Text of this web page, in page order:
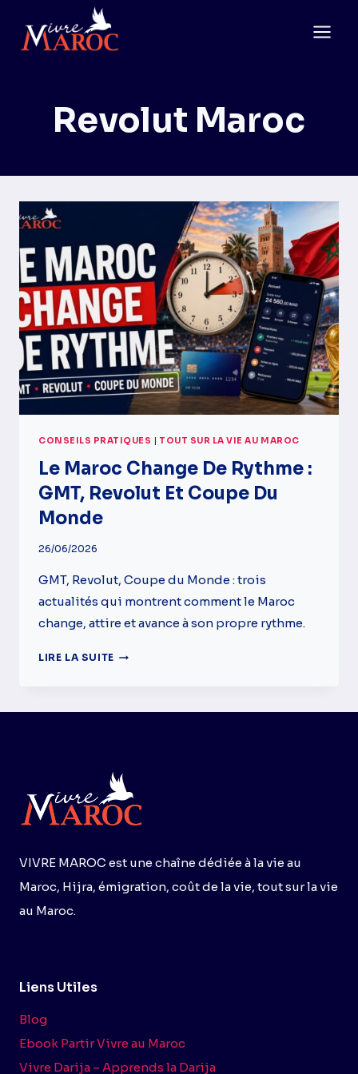
contenu
Revolut Maroc
CONSEILS PRATIQUES | TOUT SUR LA VIE AU MAROC
Le Maroc Change De Rythme :
GMT, Revolut Et Coupe Du
Monde
26/06/2026
GMT, Revolut, Coupe du Monde : trois
actualités qui montrent comment le Maroc
change, attire et avance à son propre rythme.
LIRE LA SUITE LE
REVOLUT
ET
COUPE
DU
VIVRE MAROC est une chaîne dédiée à la vie au
Maroc, Hijra, émigration, coût de la vie, tout sur la vie
au Maroc.
Liens Utiles
Blog
Ebook Partir Vivre au Maroc
Vivre Darija – Apprends la Darija